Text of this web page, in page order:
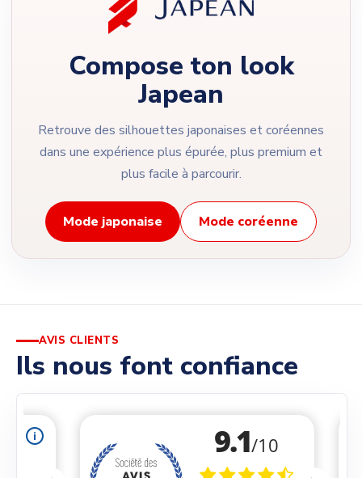
Compose ton look
Japean
Retrouve des silhouettes japonaises et coréennes
dans une expérience plus épurée, plus premium et
plus facile à parcourir.
Mode japonaise Mode coréenne
AVIS CLIENTS
Ils nous font confiance